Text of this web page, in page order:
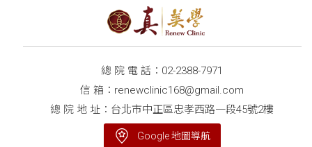
總 院 電 話： 02-2388-7971
信 箱： renewclinic168@gmail.com
總 院 地 址：台北市中正區忠孝西路一段45號2樓
Google 地圖導航